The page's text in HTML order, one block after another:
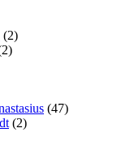
(2)
(47)
(2)